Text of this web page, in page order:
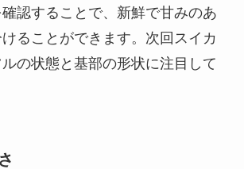
認することで、新鮮で甘みのあ
ることができます。次回スイカ
の状態と基部の形状に注目して